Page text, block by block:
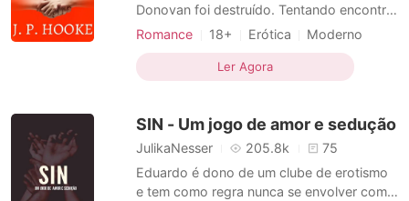
Donovan foi destruído. Tentando encontrar
forças para seguir em frente, recorre ao
posteriormente, à sua ruína. Seis anos
depois, já recuperado, Anthony se envolve
Davis, que tenta de
Romance 18+ Erótica
Moderno
Casamento após um curto namoro
Amor a primeira vista
Pai soltero
Narrativa multilinear
Ler Agora
SIN - Um jogo de amor e sedução
JulikaNesser 205.8k
75
Eduardo é dono de um clube de erotismo
e tem como regra nunca se envolver com